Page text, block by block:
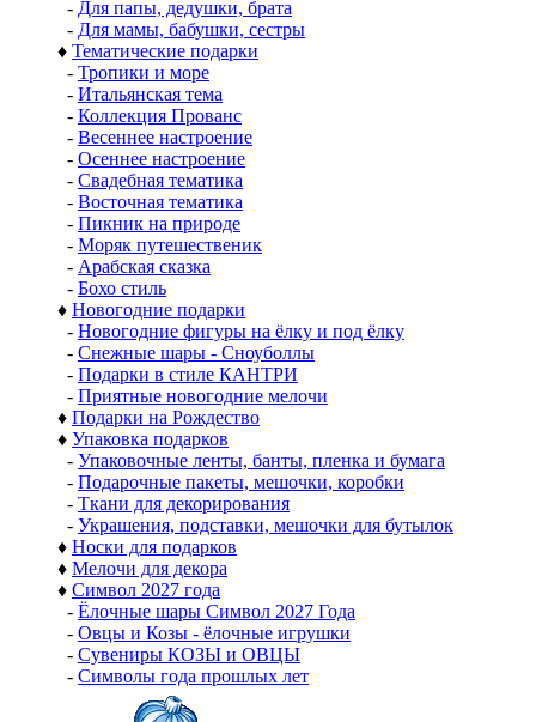
- Для папы, дедушки, брата
- Для мамы, бабушки, сестры
♦ Тематические подарки
- Тропики и море
- Итальянская тема
- Коллекция Прованс
- Весеннее настроение
- Осеннее настроение
- Свадебная тематика
- Восточная тематика
- Пикник на природе
- Моряк путешественик
- Арабская сказка
- Бохо стиль
♦ Новогодние подарки
- Новогодние фигуры на ёлку и под ёлку
- Снежные шары - Сноуболлы
- Подарки в стиле КАНТРИ
- Приятные новогодние мелочи
♦ Подарки на Рождество
♦ Упаковка подарков
- Упаковочные ленты, банты, пленка и бумага
- Подарочные пакеты, мешочки, коробки
- Ткани для декорирования
- Украшения, подставки, мешочки для бутылок
♦ Носки для подарков
♦ Мелочи для декора
♦ Символ 2027 года
- Ёлочные шары Символ 2027 Года
- Овцы и Козы - ёлочные игрушки
- Сувениры КОЗЫ и ОВЦЫ
- Символы года прошлых лет